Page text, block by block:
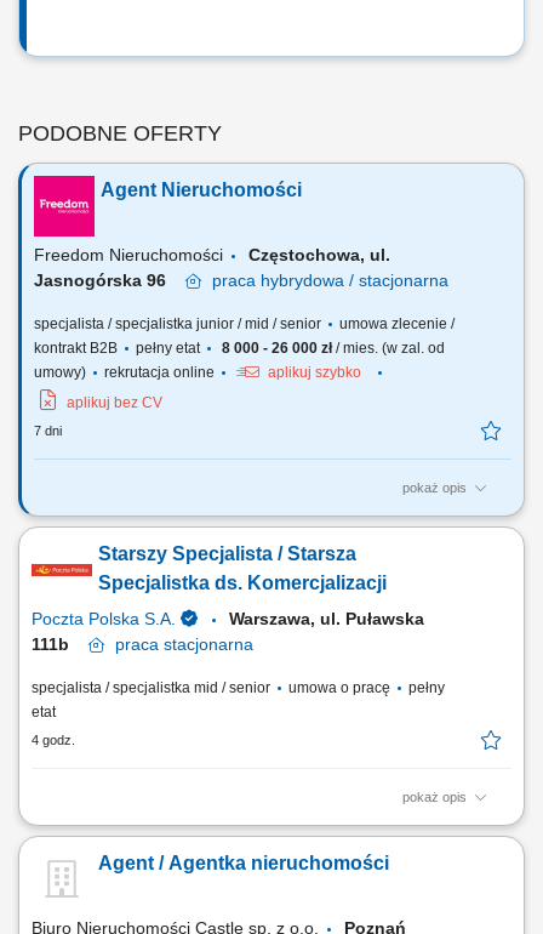
PODOBNE OFERTY
Agent Nieruchomości
Freedom Nieruchomości
Częstochowa, ul.
Jasnogórska 96
praca hybrydowa / stacjonarna
specjalista / specjalistka junior / mid / senior
umowa zlecenie /
kontrakt B2B
pełny etat 8 000 - 26 000 zł/ mies. (w zal. od
umowy)
rekrutacja online
aplikuj szybko
aplikuj bez CV
7 dni
pokaż opis
Twoje zadania? Systematyczne pozyskiwanie nieruchomości w oparciu
klientami. Organizacja cyklu sprzedaży i marketingu własnej bazy ofert
nieruchomości. Realizacja celów sprzedażowych. Współpraca z
Starszy Specjalista / Starsza
Specjalistka ds. Komercjalizacji
Poczta Polska S.A.
Warszawa, ul. Puławska
111b
praca stacjonarna
specjalista / specjalistka mid / senior umowa o pracę
pełny
etat
4 godz.
pokaż opis
Forma współpracy: umowa o pracę, pełny etat, praca stacjonarna Twoje
analiza rynku nieruchomości i jego aktualnych trendów, analiza
raportów, wykonywanie zestawień, wykonywanie sprawozdań z
Agent / Agentka nieruchomości
Biuro Nieruchomości Castle sp. z o.o. Poznań